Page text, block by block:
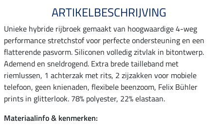
ARTIKELBESCHRIJVING
Unieke hybride rijbroek gemaakt van hoogwaardige 4-weg
performance stretchstof voor perfecte ondersteuning en een
flatterende pasvorm. Siliconen volledig zitvlak in bitontwerp.
Ademend en sneldrogend. Extra brede tailleband met
riemlussen, 1 achterzak met rits, 2 zijzakken voor mobiele
telefoon, geen knienaden, flexibele beenzoom, Felix Bühler
prints in glitterlook. 78% polyester, 22% elastaan.
Materiaalinfo & kenmerken: